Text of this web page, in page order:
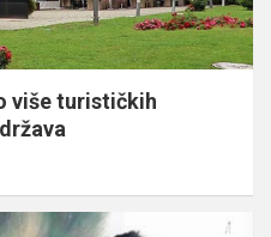
više turističkih